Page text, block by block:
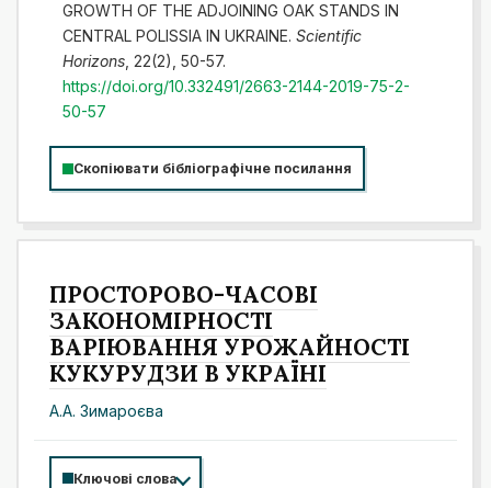
GROWTH OF THE ADJOINING OAK STANDS IN
CENTRAL POLISSIA IN UKRAINE. Scientific
Horizons, 22(2), 50-57.
https://doi.org/10.332491/2663-2144-2019-75-2-
50-57
Скопіювати бібліографічне посилання
ПРОСТОРОВО-ЧАСОВІ
ЗАКОНОМІРНОСТІ
ВАРІЮВАННЯ УРОЖАЙНОСТІ
КУКУРУДЗИ В УКРАЇНІ
А.А. Зимароєва
Ключові слова